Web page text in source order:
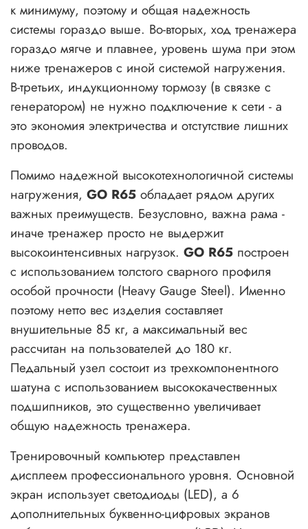
к минимуму, поэтому и общая надежность
системы гораздо выше. Во-вторых, ход тренажера
гораздо мягче и плавнее, уровень шума при этом
ниже тренажеров с иной системой нагружения.
В-третьих, индукционному тормозу (в связке с
генератором) не нужно подключение к сети - а
это экономия электричества и отстутствие лишних
проводов.
Помимо надежной высокотехнологичной системы
нагружения, GO R65 обладает рядом других
важных преимуществ. Безусловно, важна рама -
иначе тренажер просто не выдержит
высокоинтенсивных нагрузок. GO R65 построен
с использованием толстого сварного профиля
особой прочности (Heavy Gauge Steel). Именно
поэтому нетто вес изделия составляет
внушительные 85 кг, а максимальный вес
рассчитан на пользователей до 180 кг.
Педальный узел состоит из трехкомпонентного
шатуна с использованием высококачественных
подшипников, это существенно увеличивает
общую надежность тренажера.
Тренировочный компьютер представлен
дисплеем профессионального уровня. Основной
экран использует светодиоды (LED), а 6
дополнительных буквенно-цифровых экранов